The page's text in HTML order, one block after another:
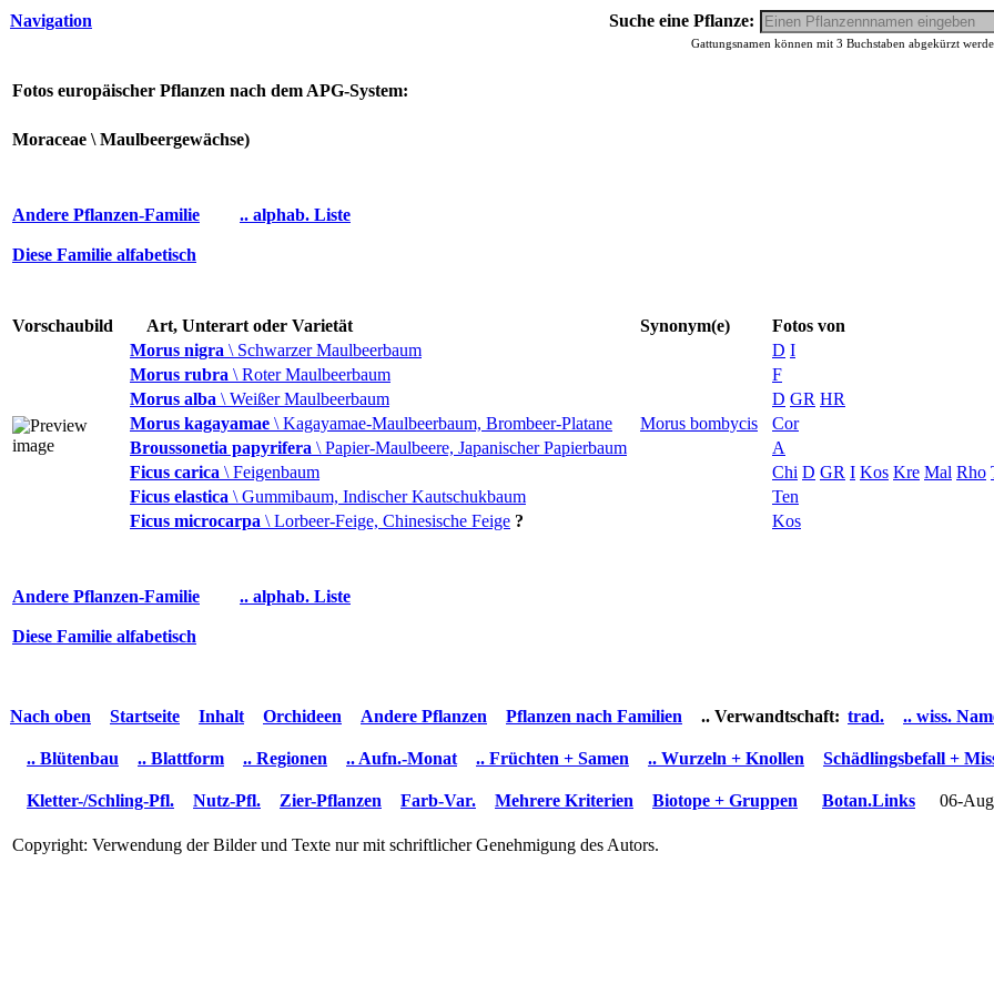
Navigation Suche eine Pflanze:
Gattungsnamen können mit 3 Buchstaben abgekürzt
Fotos europäischer Pflanzen nach dem APG-System:
Moraceae \ Maulbeergewächse)
Andere Pflanzen-Familie .. alphab. Liste
Diese Familie alfabetisch
Vorschaubild Art, Unterart oder Varietät Synonym(e)
Fotos von
Morus nigra \ Schwarzer Maulbeerbaum D I
Morus rubra \ Roter Maulbeerbaum
F
Morus alba \ Weißer Maulbeerbaum D GR HR
Morus kagayamae \ Kagayamae-Maulbeerbaum, Brombeer-Platane Morus bombycis
Cor
Broussonetia papyrifera \ Papier-Maulbeere, Japanischer Papierbaum
A
Ficus carica \ Feigenbaum Chi D GR I Kos Kre Mal Rho
Ficus elastica \ Gummibaum, Indischer Kautschukbaum
Ten
Ficus microcarpa \ Lorbeer-Feige, Chinesische Feige ? Kos
Andere Pflanzen-Familie .. alphab. Liste
Diese Familie alfabetisch
Nach oben Startseite Inhalt Orchideen Andere Pflanzen Pflanzen nach Familien .. Verwandtschaft: trad. .. wiss.
.. Blütenbau .. Blattform .. Regionen .. Aufn.-Monat .. Früchten + Samen .. Wurzeln + Knollen Schädlingsbefall +
Kletter-/Schling-Pfl. Nutz-Pfl. Zier-Pflanzen Farb-Var. Mehrere Kriterien Biotope + Gruppen Botan.Links 06-
Copyright: Verwendung der Bilder und Texte nur mit schriftlicher Genehmigung des Autors.